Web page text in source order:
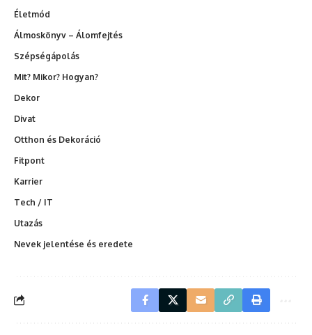
Életmód
Álmoskönyv – Álomfejtés
Szépségápolás
Mit? Mikor? Hogyan?
Dekor
Divat
Otthon és Dekoráció
Fitpont
Karrier
Tech / IT
Utazás
Nevek jelentése és eredete